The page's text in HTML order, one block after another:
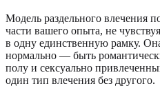
Модель раздельного влечения
части вашего опыта, не
в одну единственную рамку.
нормально — быть
полу и сексуально
один тип влечения без другого.